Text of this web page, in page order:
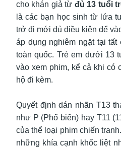
cho khán giả từ đủ 13 tuổi
là các bạn học sinh từ lứa
trở đi mới đủ điều kiện để
áp dụng nghiêm ngặt tại tất
toàn quốc. Trẻ em dưới 13
vào xem phim, kể cả khi có
hộ đi kèm.
Quyết định dán nhãn T13
như P (Phổ biến) hay T11
của thể loại phim chiến tranh.
những khía cạnh khốc liệt